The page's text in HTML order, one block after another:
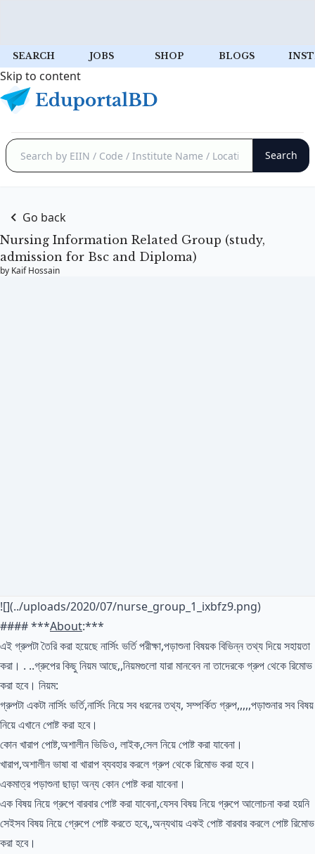
SEARCH JOBS SHOP BLOGS
Skip to content
Go back
Nursing Information Related Group (study,
admission for Bsc and Diploma)
by Kaif Hossain
![](../uploads/2020/07/nurse_group_1_ixbfz9.png)
#### ***About:***
এই গ্রুপটা তৈরি করা হয়েছে নার্সিং ভর্তি পরীক্ষা,পড়াশুনা বিষয়ক বিভিন্ন তথ্য দিয়ে সহায়তা
করা। . ..গ্রুপের কিছু নিয়ম আছে,,নিয়মগুলো যারা মানবেন না তাদেরকে গ্রুপ থেকে রিমোভ
করা হবে। নিয়ম:
গ্রুপটা একটা নার্সিং ভর্তি,নার্সিং নিয়ে সব ধরনের তথ্য, সম্পর্কিত গ্রুপ,,,,,পড়াশুনার সব বিষয়
নিয়ে এখানে পোষ্ট করা হবে।
কোন খারাপ পোষ্ট,অশালীন ভিডিও, লাইক,সেল নিয়ে পোষ্ট করা যাবেনা।
খারাপ,অশালীন ভাষা বা খারাপ ব্যবহার করলে গ্রুপ থেকে রিমোভ করা হবে।
একমাত্র পড়াশুনা ছাড়া অন্য কোন পোষ্ট করা যাবেনা।
এক বিষয় নিয়ে গ্রুপে বারবার পোষ্ট করা যাবেনা,যেসব বিষয় নিয়ে গ্রুপে আলোচনা করা হয়নি
সেইসব বিষয় নিয়ে গ্রুেপে পোষ্ট করতে হবে,,অন্যথায় একই পোষ্ট বারবার করলে পোষ্ট রিমোভ
করা হবে।